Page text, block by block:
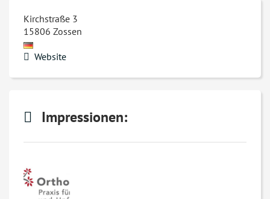
Kirchstraße 3
15806 Zossen
Website
Impressionen: